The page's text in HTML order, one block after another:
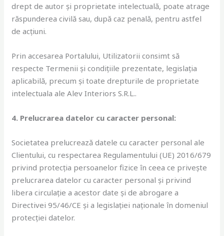
drept de autor și proprietate intelectuală, poate atrage
răspunderea civilă sau, după caz penală, pentru astfel
de acțiuni.
Prin accesarea Portalului, Utilizatorii consimt să
respecte Termenii și condițiile prezentate, legislația
aplicabilă, precum și toate drepturile de proprietate
intelectuala ale Alev Interiors S.R.L..
4. Prelucrarea datelor cu caracter personal:
Societatea prelucrează datele cu caracter personal ale
Clientului, cu respectarea Regulamentului (UE) 2016/679
privind protecția persoanelor fizice în ceea ce privește
prelucrarea datelor cu caracter personal și privind
libera circulație a acestor date și de abrogare a
Directivei 95/46/CE și a legislației naționale în domeniul
protecției datelor.